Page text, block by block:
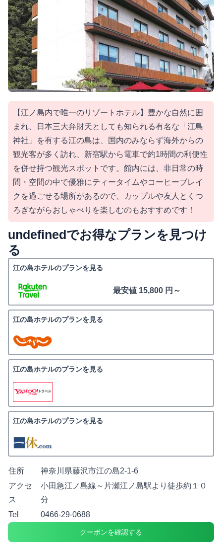
【江ノ島内で唯一のリゾートホテル】豊かな自然に囲
まれ、日本三大弁財天としても知られる有名な「江島
神社」を有する江の島は、国内のみならず海外からの
観光客が多く訪れ、新宿駅から電車で約1時間の利便性
を併せ持つ観光スポットです。館内には、非日常の時
間・空間の中で優雅にティータイムやコーヒーブレイ
クを過ごせる場所があるので、カップルや友人とくつ
ろぎながらおしゃべりを楽しむのもおすすめです！
undefinedでお得なプランを見つけ
る
江の島ホテルのプランを見る
最安値 15,800 円～
江の島ホテルのプランを見る
江の島ホテルのプランを見る
江の島ホテルのプランを見る
住所
神奈川県藤沢市江の島2-1-6
アクセ
ス
小田急江ノ島線～片瀬江ノ島駅より徒歩約１０
分
Tel
0466-29-0688
クーポンを確認する